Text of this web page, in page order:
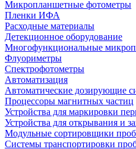
Микропланшетные фотометры
Пленки ИФА
Расходные материалы
Детекционное оборудование
Многофункциональные
Флуориметры
Спектрофотометры
Автоматизация
Автоматические дозирующие
Процессоры магнитных частиц
Устройства для маркировки
Устройства для открывания и
Модульные сортировщики
Системы транспортировки